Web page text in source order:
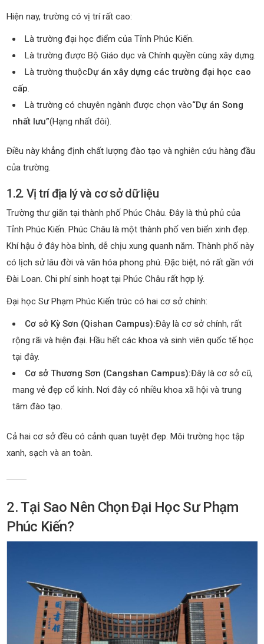
Hiện nay, trường có vị trí rất cao:
Là trường đại học điểm của Tỉnh Phúc Kiến.
Là trường được Bộ Giáo dục và Chính quyền cùng xây dựng.
Là trường thuộcDự án xây dựng các trường đại học cao
cấp.
Là trường có chuyên ngành được chọn vào“Dự án Song
nhất lưu”(Hạng nhất đôi).
Điều này khẳng định chất lượng đào tạo và nghiên cứu hàng đầu
của trường.
1.2. Vị trí địa lý và cơ sở dữ liệu
Trường thư giãn tại thành phố Phúc Châu. Đây là thủ phủ của
Tỉnh Phúc Kiến. Phúc Châu là một thành phố ven biển xinh đẹp.
Khí hậu ở đây hòa bình, dễ chịu xung quanh năm. Thành phố này
có lịch sử lâu đời và văn hóa phong phú. Đặc biệt, nó rất gần với
Đài Loan. Chi phí sinh hoạt tại Phúc Châu rất hợp lý.
Đại học Sư Phạm Phúc Kiến trúc có hai cơ sở chính:
Cơ sở Kỳ Sơn (Qishan Campus):Đây là cơ sở chính, rất
rộng rãi và hiện đại. Hầu hết các khoa và sinh viên quốc tế học
tại đây.
Cơ sở Thương Sơn (Cangshan Campus):Đây là cơ sở cũ,
mang vẻ đẹp cổ kính. Nơi đây có nhiều khoa xã hội và trung
tâm đào tạo.
Cả hai cơ sở đều có cảnh quan tuyệt đẹp. Môi trường học tập
xanh, sạch và an toàn.
2. Tại Sao Nên Chọn Đại Học Sư Phạm
Phúc Kiến?